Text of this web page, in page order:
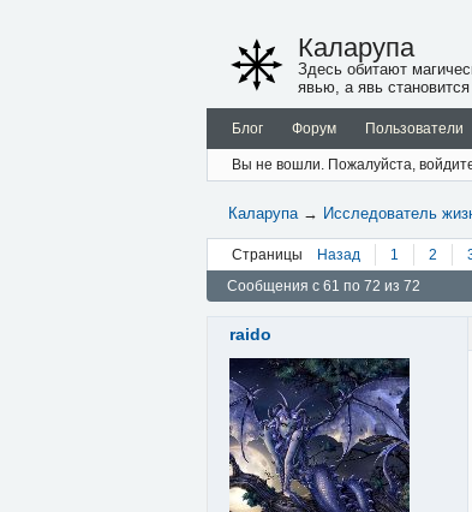
Каларупа
Здесь обитают
явью, а явь
Блог Форум Пользователи
Вы не вошли. Пожалуйста,
Каларупа → Исследователь
Страницы Назад 1 2
Сообщения с 61 по 72 из 72
raido